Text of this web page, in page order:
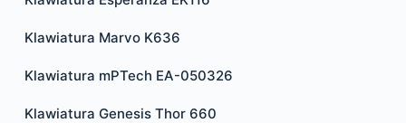
Klawiatura Marvo K636
Klawiatura mPTech EA-050326
Klawiatura Genesis Thor 660